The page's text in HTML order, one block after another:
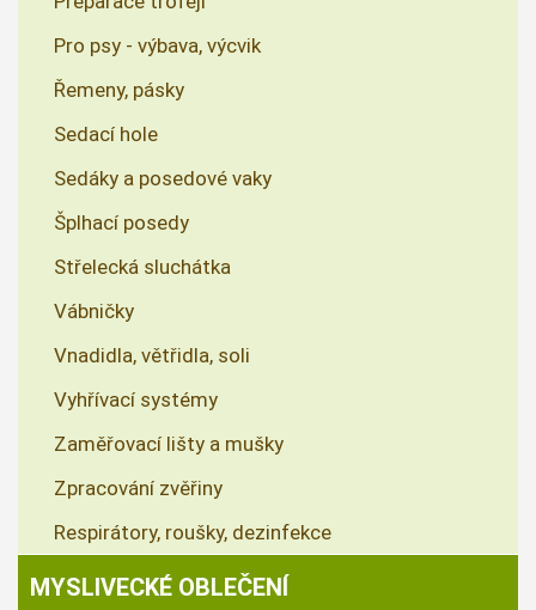
Pro psy - výbava, výcvik
Řemeny, pásky
Sedací hole
Sedáky a posedové vaky
Šplhací posedy
Střelecká sluchátka
Vábničky
Vnadidla, větřidla, soli
Vyhřívací systémy
Zaměřovací lišty a mušky
Zpracování zvěřiny
Respirátory, roušky, dezinfekce
MYSLIVECKÉ OBLEČENÍ